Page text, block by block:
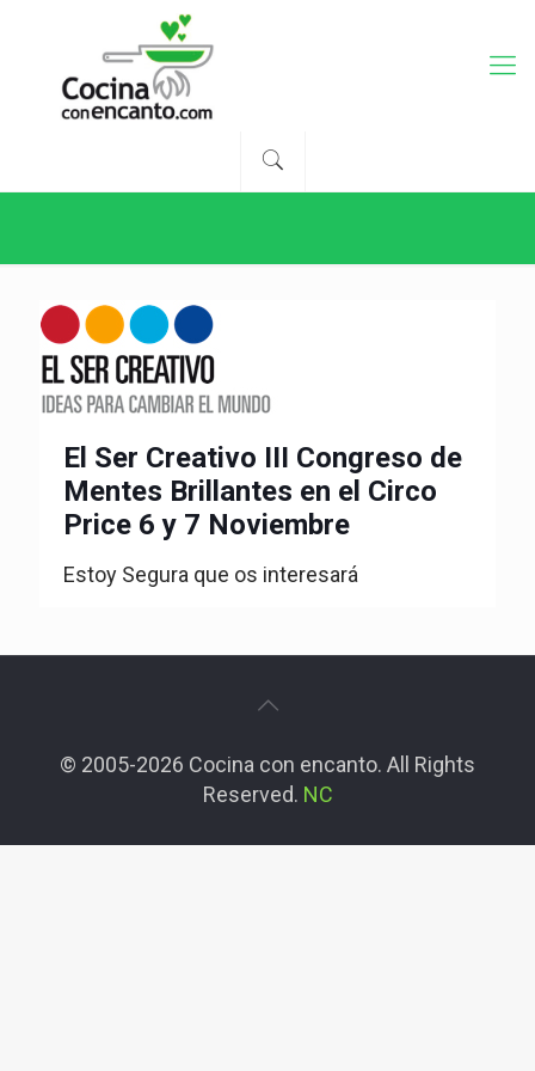
El Ser Creativo III Congreso de
Mentes Brillantes en el Circo
Price 6 y 7 Noviembre
Estoy Segura que os interesará
© 2005-2026 Cocina con encanto. All Rights
Reserved. NC